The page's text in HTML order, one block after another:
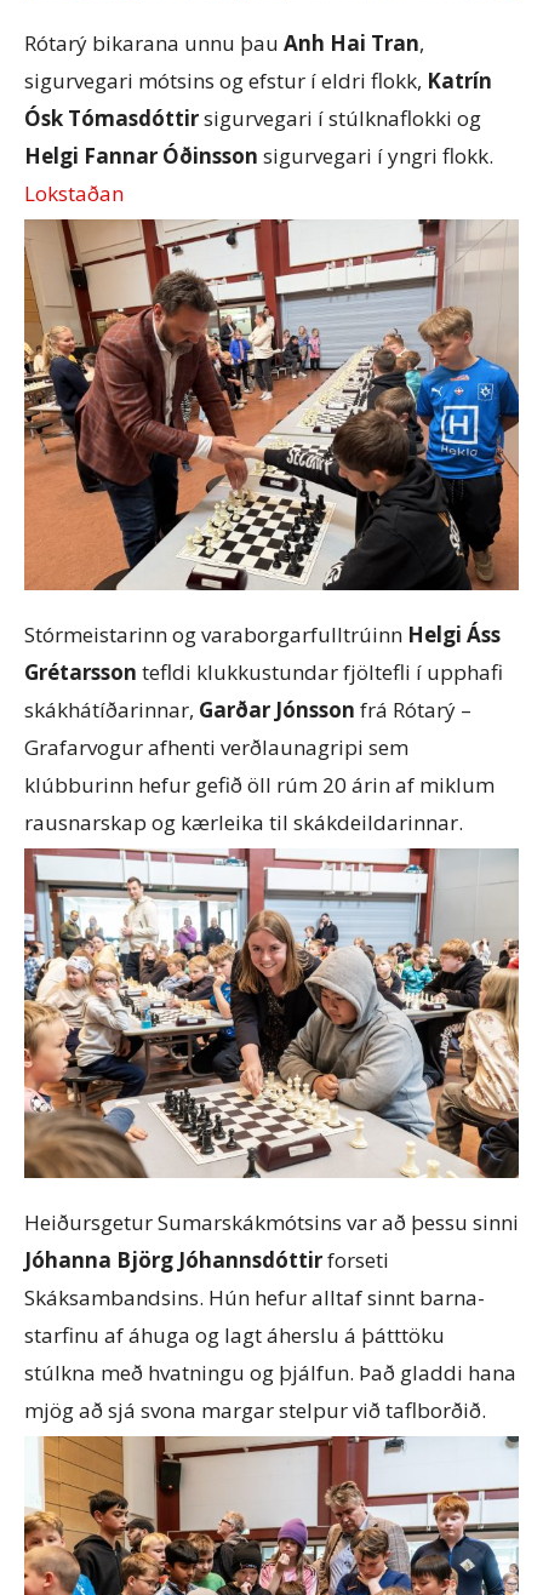
Rótarý bikarana unnu þau Anh Hai Tran,
sigurvegari mótsins og efstur í eldri flokk, Katrín
Ósk Tómasdóttirsigurvegari í stúlknaflokki og
Helgi Fannar Óðinsson sigurvegari í yngri flokk.
Lokstaðan
Stórmeistarinn og varaborgarfulltrúinn Helgi Áss
Grétarsson tefldi klukkustundar fjöltefli í upphafi
skákhátíðarinnar, Garðar Jónsson frá Rótarý –
Grafarvogur afhenti verðlaunagripi sem
klúbburinn hefur gefið öll rúm 20 árin af miklum
rausnarskap og kærleika til skákdeildarinnar.
Heiðursgetur Sumarskákmótsins var að þessu sinni
Jóhanna Björg Jóhannsdóttirforseti
Skáksambandsins. Hún hefur alltaf sinnt barna-
starfinu af áhuga og lagt áherslu á þátttöku
stúlkna með hvatningu og þjálfun. Það gladdi hana
mjög að sjá svona margar stelpur við taflborðið.